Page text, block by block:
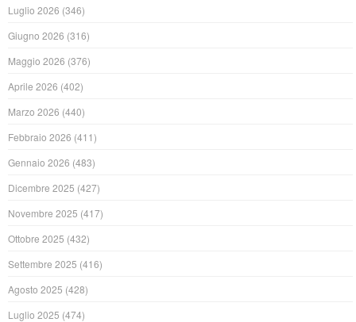
Luglio 2026 (346)
Giugno 2026 (316)
Maggio 2026 (376)
Aprile 2026 (402)
Marzo 2026 (440)
Febbraio 2026 (411)
Gennaio 2026 (483)
Dicembre 2025 (427)
Novembre 2025 (417)
Ottobre 2025 (432)
Settembre 2025 (416)
Agosto 2025 (428)
Luglio 2025 (474)